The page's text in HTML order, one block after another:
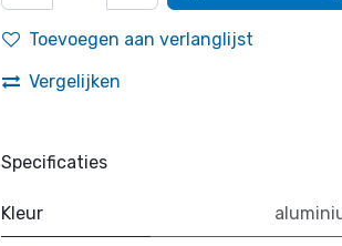
Toevoegen aan verlanglijst
Vergelijken
Specificaties
Kleur